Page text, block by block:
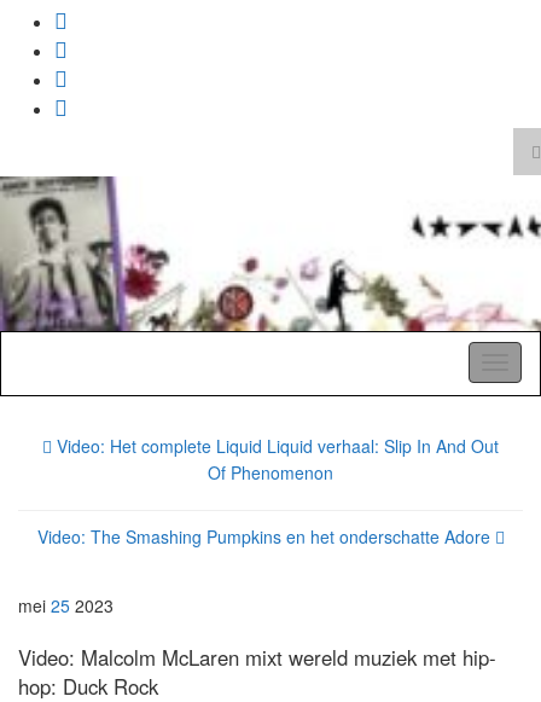
Search
for:
Video: Het complete Liquid Liquid verhaal: Slip In And Out
Of Phenomenon
Video: The Smashing Pumpkins en het onderschatte Adore
mei 25 2023
Video: Malcolm McLaren mixt wereld muziek met hip-
hop: Duck Rock